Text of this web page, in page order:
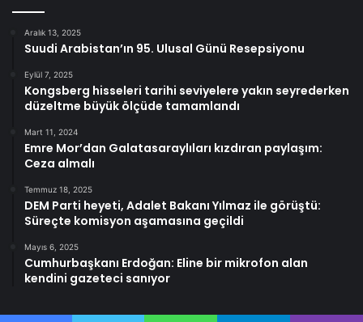
Aralık 13, 2025
Suudi Arabistan’ın 95. Ulusal Günü Resepsiyonu
Eylül 7, 2025
Kongsberg hisseleri tarihi seviyelere yakın seyrederken
düzeltme büyük ölçüde tamamlandı
Mart 11, 2024
Emre Mor’dan Galatasaraylıları kızdıran paylaşım:
Ceza almalı
Temmuz 18, 2025
DEM Parti heyeti, Adalet Bakanı Yılmaz ile görüştü:
Süreçte komisyon aşamasına geçildi
Mayıs 6, 2025
Cumhurbaşkanı Erdoğan: Eline bir mikrofon alan
kendini gazeteci sanıyor